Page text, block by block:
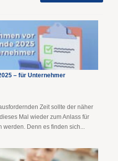
– für Unternehmer
Zeit sollte der näher
Mal wieder zum Anlass für
werden. Denn es finden sich...